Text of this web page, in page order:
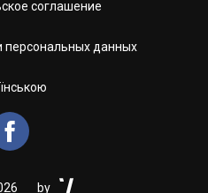
соглашение
персональных данных

by 